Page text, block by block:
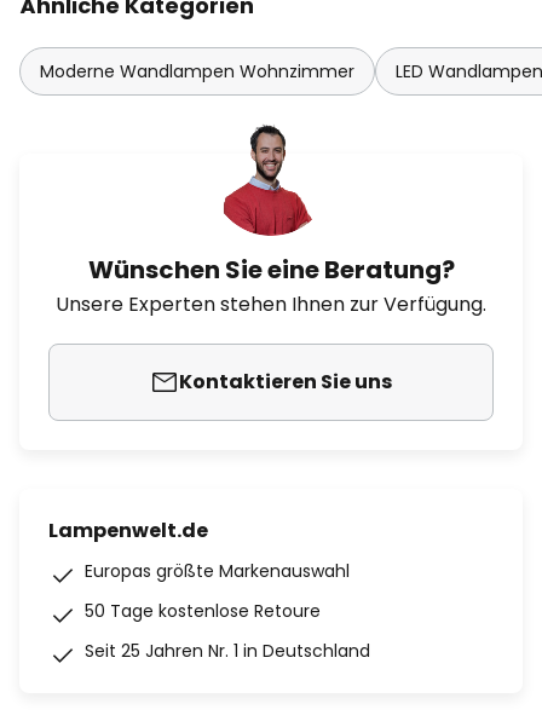
Moderne Wandlampen Wohnzimmer LED
Wünschen Sie eine Beratung?
Unsere Experten stehen Ihnen zur Verfügung.
Kontaktieren Sie uns
Lampenwelt.de
Europas größte Markenauswahl
50 Tage kostenlose Retoure
Seit 25 Jahren Nr. 1 in Deutschland